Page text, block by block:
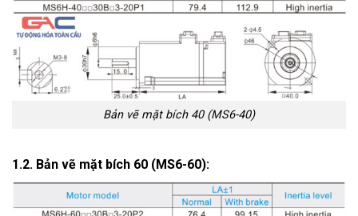
Bản vẽ mặt bích 40 (MS6-40)
1.2. Bản vẽ mặt bích 60 (MS6-60):